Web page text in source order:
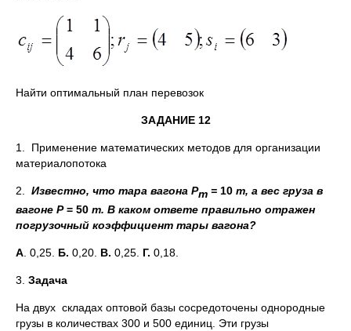
Найти оптимальный план перевозок
ЗАДАНИЕ 12
1. Применение математических методов для организации
материалопотока
2. Известно, что тара вагона Рт = 10 т, а вес груза в
вагоне Р= 50 т. В каком ответе правильно отражен
погрузочный коэффициент тары вагона?
А . 0,25. Б. 0,20. В. 0,25. Г. 0,18.
3. Задача
На двух складах оптовой базы сосредоточены однородные
грузы в количествах 300 и 500 единиц. Эти грузы